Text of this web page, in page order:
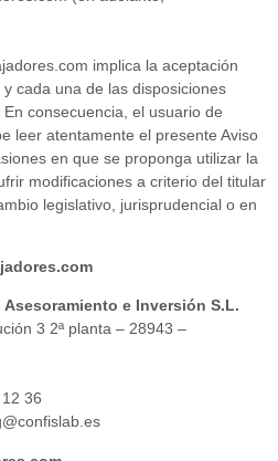
implica la aceptación
cada una de las disposiciones
consecuencia, el usuario de
leer atentamente el presente Aviso
en que se proponga utilizar la
modificaciones a criterio del titular
legislativo, jurisprudencial o en
e Inversión S.L.
3 2ª planta – 28943 –
36